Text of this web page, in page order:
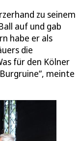
zu seinem
auf und gab
habe er als
die
für den Kölner
meinte